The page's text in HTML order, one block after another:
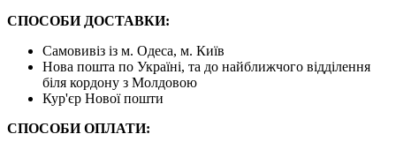
СПОСОБИ ДОСТАВКИ:
Самовивіз із м. Одеса, м. Київ
Нова пошта по Україні, та до найближчого відділення
біля кордону з Молдовою
Кур'єр Нової пошти
СПОСОБИ ОПЛАТИ: